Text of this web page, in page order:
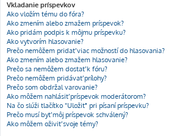
Vkladanie príspevkov
Ako vložím tému do fóra?
Ako zmením alebo zmažem príspevok?
Ako pridám podpis k môjmu príspevku?
Ako vytvorím hlasovanie?
Prečo nemôžem pridať viac možností do hlasovania?
Ako zmením alebo zmažem hlasovanie?
Prečo sa nemôžem dostať k fóru?
Prečo nemôžem pridávať prílohy?
Prečo som obdržal varovanie?
Ako môžem nahlásiť príspevok moderátorom?
Na čo slúži tlačítko "Uložiť" pri písaní príspevku?
Prečo musí byť môj príspevok schválený?
Ako môžem oživiť svoje témy?